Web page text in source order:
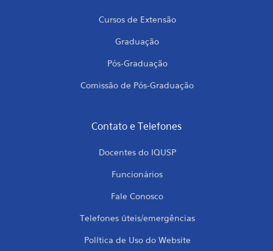
Cursos de Extensão
Graduação
Pós-Graduação
Comissão de Pós-Graduação
Contato e Telefones
Docentes do IQUSP
Funcionários
Fale Conosco
Telefones úteis/emergências
Política de Uso do Website